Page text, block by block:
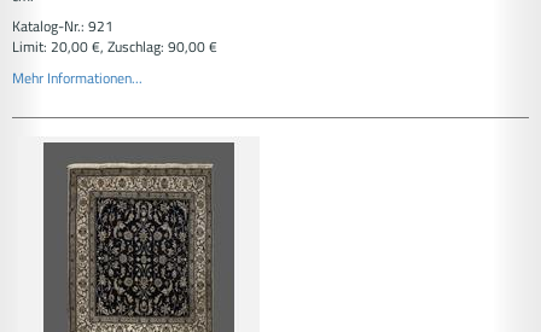
Katalog-Nr.: 921
Limit: 20,00 €, Zuschlag: 90,00 €
Mehr Informationen...